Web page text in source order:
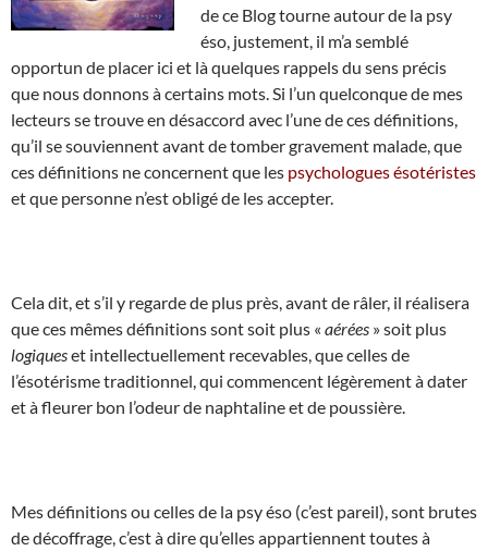
de ce Blog tourne autour de la psy
éso, justement, il m’a semblé
opportun de placer ici et là quelques rappels du sens précis
que nous donnons à certains mots. Si l’un quelconque de mes
lecteurs se trouve en désaccord avec l’une de ces définitions,
qu’il se souviennent avant de tomber gravement malade, que
ces définitions ne concernent que les psychologues ésotéristes
et que personne n’est obligé de les accepter.
Cela dit, et s’il y regarde de plus près, avant de râler, il réalisera
que ces mêmes définitions sont soit plus « aérées » soit plus
logiqueset intellectuellement recevables, que celles de
l’ésotérisme traditionnel, qui commencent légèrement à dater
et à fleurer bon l’odeur de naphtaline et de poussière.
Mes définitions ou celles de la psy éso (c’est pareil), sont brutes
de décoffrage, c’est à dire qu’elles appartiennent toutes à